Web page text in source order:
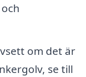
om det är
se till